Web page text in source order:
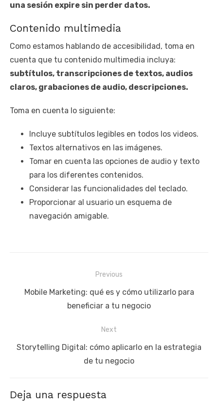
una sesión expire sin perder datos.
Contenido multimedia
Como estamos hablando de accesibilidad, toma en
cuenta que tu contenido multimedia incluya:
subtítulos, transcripciones de textos, audios
claros, grabaciones de audio, descripciones.
Toma en cuenta lo siguiente:
Incluye subtítulos legibles en todos los videos.
Textos alternativos en las imágenes.
Tomar en cuenta las opciones de audio y texto
para los diferentes contenidos.
Considerar las funcionalidades del teclado.
Proporcionar al usuario un esquema de
navegación amigable.
Previous
Previous
Mobile Marketing: qué es y cómo utilizarlo para
beneficiar a tu negocio
Next
Next
Storytelling Digital: cómo aplicarlo en la estrategia
de tu negocio
Deja una respuesta